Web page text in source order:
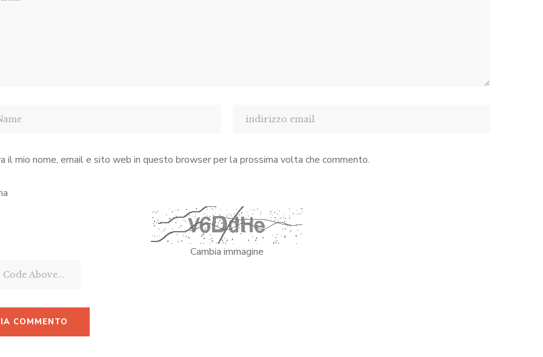
il mio nome, email e sito web in questo browser per la prossima volta che commento.
Cambia immagine